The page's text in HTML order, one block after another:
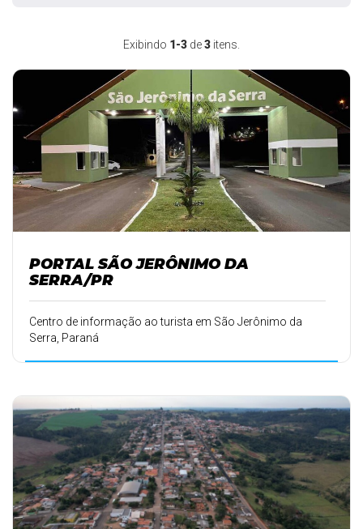
Exibindo 1-3 de3 itens.
PORTAL SÃO JERÔNIMO DA
SERRA/PR
Centro de informação ao turista em São Jerônimo da
Serra, Paraná